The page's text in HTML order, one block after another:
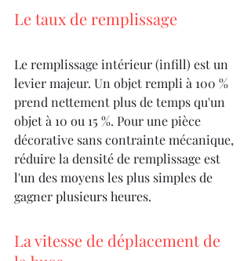
Le taux de remplissage
Le remplissage intérieur (infill) est un
levier majeur. Un objet rempli à 100 %
prend nettement plus de temps qu'un
objet à 10 ou 15 %. Pour une pièce
décorative sans contrainte mécanique,
réduire la densité de remplissage est
l'un des moyens les plus simples de
gagner plusieurs heures.
La vitesse de déplacement de